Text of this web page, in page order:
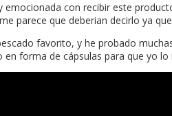
emocionada con recibir este
parece que deberian decirlo ya
favorito, y he probado
en forma de cápsulas para que yo